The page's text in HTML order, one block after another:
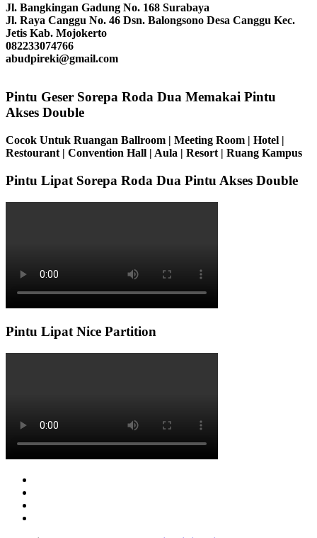
Jl. Bangkingan Gadung No. 168 Surabaya
Jl. Raya Canggu No. 46 Dsn. Balongsono Desa Canggu Kec.
Jetis Kab. Mojokerto
082233074766
abudpireki@gmail.com
Pintu Geser Sorepa Roda Dua Memakai Pintu
Akses Double
Cocok Untuk Ruangan Ballroom | Meeting Room | Hotel |
Restourant | Convention Hall | Aula | Resort | Ruang Kampus
Pintu Lipat Sorepa Roda Dua Pintu Akses Double
Pintu Lipat Nice Partition